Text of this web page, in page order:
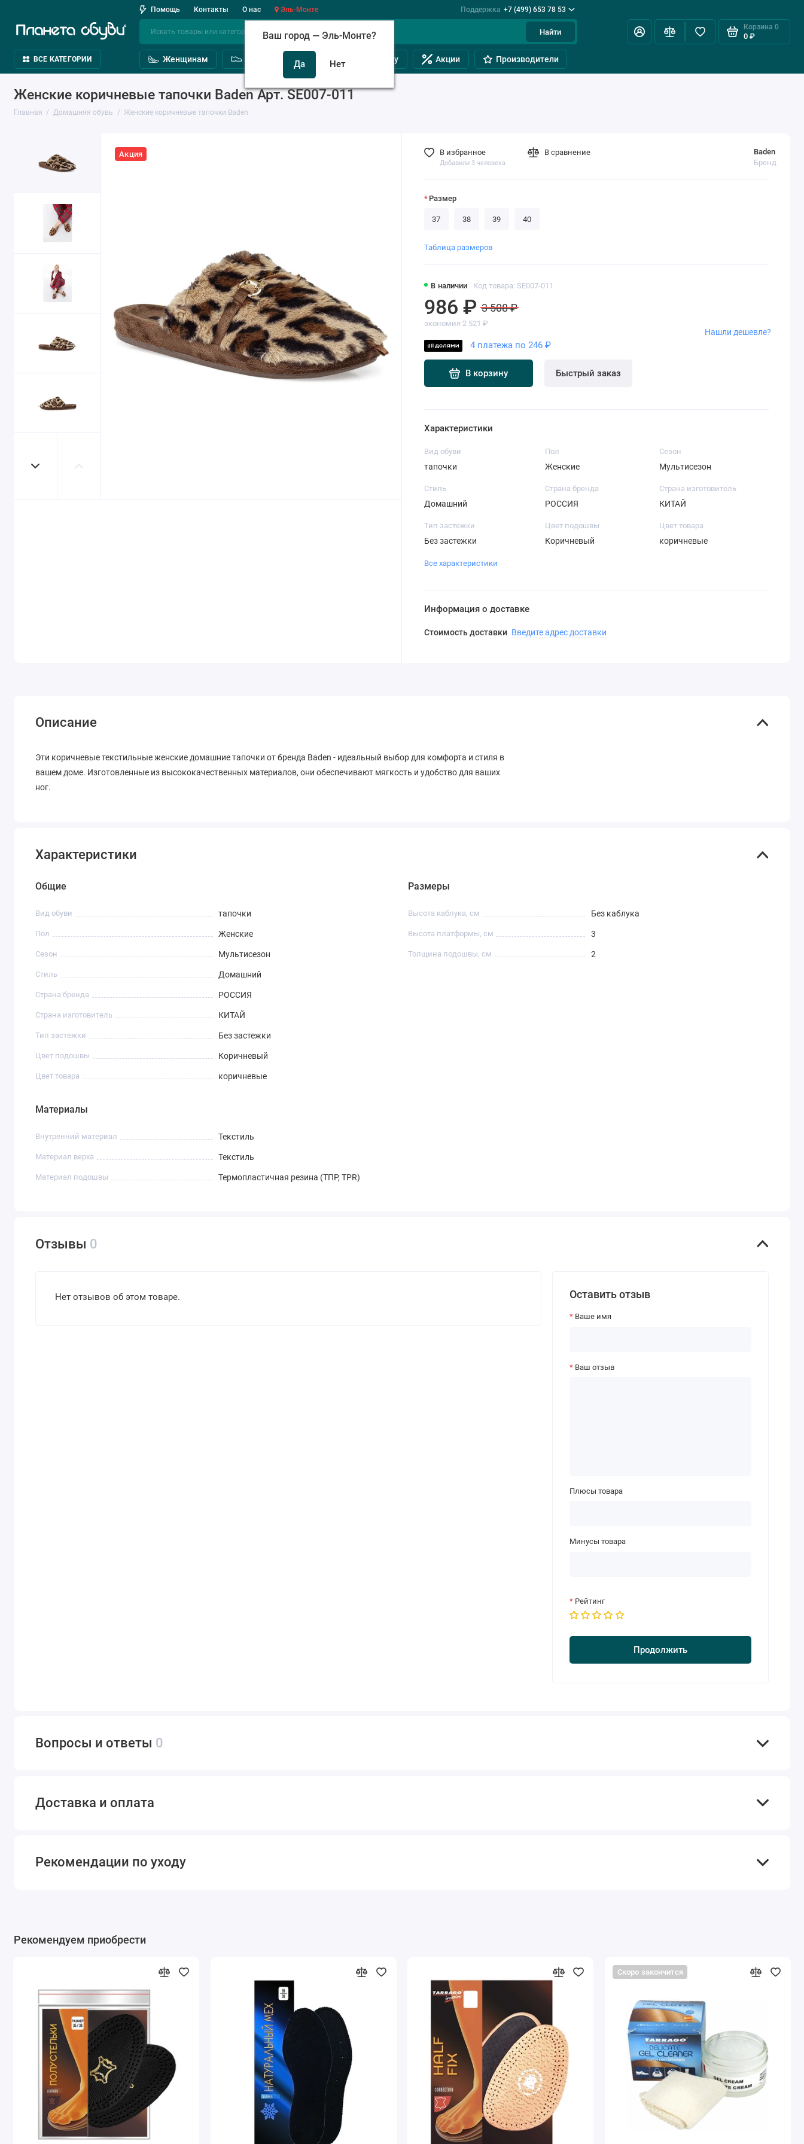
Помощь Контакты О нас Эль-Монте
Ваш город — Эль-Монте?
Поддержка +7 (499) 653 78 53
Найти
Корзина 0
0 ₽
ВСЕ КАТЕГОРИИ Женщинам Обувь на полную ногу Акции Производители
Женские коричневые тапочки Baden Арт. SE007-011
Главная Домашняя обувь Женские коричневые тапочки Baden
Акция
В наличии Код товара: SE007-011
Baden
Бренд
986 ₽ 3 508 ₽
экономия 2 521 ₽
4 платежа по 246 ₽
В корзину Быстрый заказ
Нашли дешевле?
В избранное
Добавили 3 человека
В сравнение
Размер
37 38 39 40
Таблица размеров
Характеристики
Вид обуви
тапочки
Пол
Женские
Сезон
Мультисезон
Стиль
Домашний
Страна бренда
РОССИЯ
Страна изготовитель
КИТАЙ
Тип застежки
Без застежки
Цвет подошвы
Коричневый
Цвет товара
коричневые
Все характеристики
Информация о доставке
Стоимость доставки Введите адрес доставки
Описание
Эти коричневые текстильные женские домашние тапочки от бренда Baden - идеальный выбор для комфорта и стиля в
вашем доме. Изготовленные из высококачественных материалов, они обеспечивают мягкость и удобство для ваших
ног.
Характеристики
Общие
Вид обуви тапочки
Пол Женские
Сезон Мультисезон
Стиль Домашний
Страна бренда РОССИЯ
Страна изготовитель КИТАЙ
Тип застежки Без застежки
Цвет подошвы Коричневый
Цвет товара коричневые
Размеры
Высота каблука, см Без каблука
Высота платформы, см 3
Толщина подошвы, см 2
Материалы
Внутренний материал Текстиль
Материал верха Текстиль
Материал подошвы Термопластичная резина (ТПР, TPR)
Отзывы 0
Нет отзывов об этом товаре. Оставить отзыв
Ваше имя
Ваш отзыв
Плюсы товара
Минусы товара
Рейтинг
Продолжить
Вопросы и ответы 0
Доставка и оплата
Рекомендации по уходу
Рекомендуем приобрести
Скоро закончится